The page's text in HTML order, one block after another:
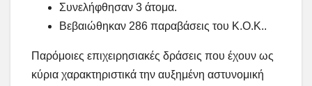
Συνελήφθησαν 3 άτομα.
Βεβαιώθηκαν 286 παραβάσεις του Κ.Ο.Κ..
Παρόμοιες επιχειρησιακές δράσεις που έχουν ως
κύρια χαρακτηριστικά την αυξημένη αστυνομική